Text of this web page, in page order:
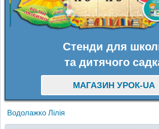
Стенди для
та дитячого
МАГАЗИН УРОК-UA
Водолажко Лілія